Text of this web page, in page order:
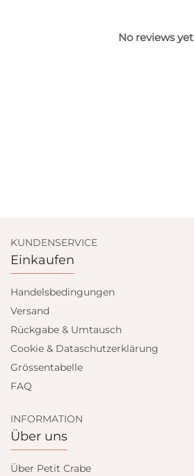
No reviews yet
KUNDENSERVICE
Einkaufen
Handelsbedingungen
Versand
Rückgabe & Umtausch
Cookie & Dataschutzerklärung
Grössentabelle
FAQ
INFORMATION
Über uns
Über Petit Crabe